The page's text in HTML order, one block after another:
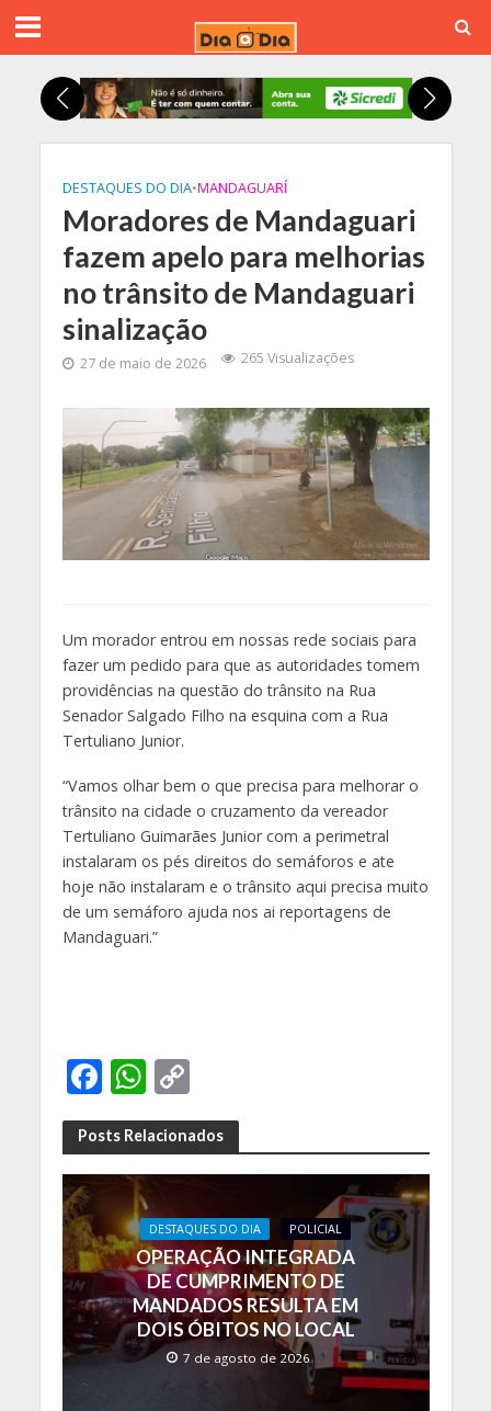
DESTAQUES DO DIA•MANDAGUARÍ
Moradores de Mandaguari
fazem apelo para melhorias
no trânsito de Mandaguari
sinalização
27 de maio de 2026 265 Visualizações
Um morador entrou em nossas rede sociais para
fazer um pedido para que as autoridades tomem
providências na questão do trânsito na Rua
Senador Salgado Filho na esquina com a Rua
Tertuliano Junior.
“Vamos olhar bem o que precisa para melhorar o
trânsito na cidade o cruzamento da vereador
Tertuliano Guimarães Junior com a perimetral
instalaram os pés direitos do semáforos e ate
hoje não instalaram e o trânsito aqui precisa muito
de um semáforo ajuda nos ai reportagens de
Mandaguari.”
F
ac
e
b
o
o
k
W
h
at
s
A
p
p
C
o
p
y
Li
n
k
Posts Relacionados
DESTAQUES DO DIA POLICIAL
OPERAÇÃO INTEGRADA
DE CUMPRIMENTO DE
MANDADOS RESULTA EM
DOIS ÓBITOS NO LOCAL
7 de agosto de 2026